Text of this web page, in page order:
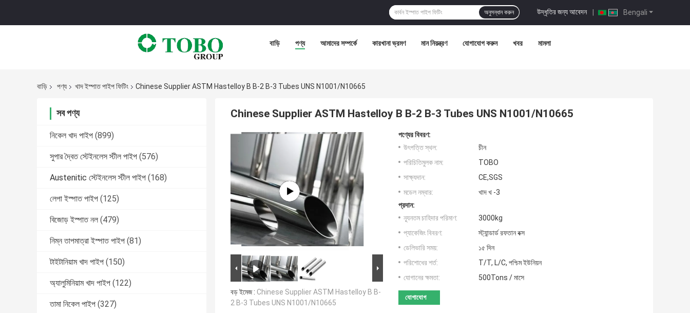
Bengali
উদ্ধৃতির জন্য আবেদন |
অনুসন্ধান করুন
বাড়ি পণ্য আমাদের সম্পর্কে কারখানা ভ্রমণ মান নিয়ন্ত্রণ যোগাযোগ করুন খবর মামলা
বাড়ি পণ্য খাদ ইস্পাত পাইপ ফিটিং Chinese Supplier ASTM Hastelloy B B-2 B-3 Tubes UNS N1001/N10665
সব পণ্য
নিকেল খাদ পাইপ (899)
সুপার দ্বৈত স্টেইনলেস স্টীল পাইপ (576)
Austenitic স্টেইনলেস স্টীল পাইপ (168)
লেপা ইস্পাত পাইপ (125)
বিজোড় ইস্পাত নল (479)
নিম্ন তাপমাত্রা ইস্পাত পাইপ (81)
টাইটানিয়াম খাদ পাইপ (150)
অ্যালুমিনিয়াম খাদ পাইপ (122)
তামা নিকেল পাইপ (327)
Chinese Supplier ASTM Hastelloy B B-2 B-3 Tubes UNS N1001/N10665
বড় ইমেজ : Chinese Supplier ASTM Hastelloy B B-
2 B-3 Tubes UNS N1001/N10665
পণ্যের বিবরণ:
উৎপত্তি স্থল:
চীন
পরিচিতিমুলক নাম:
TOBO
সাক্ষ্যদান:
CE,SGS
মডেল নম্বার:
খাদ খ -3
প্রদান:
ন্যূনতম চাহিদার পরিমাণ:
3000kg
প্যাকেজিং বিবরণ:
স্ট্যান্ডার্ড রফতান বক্স
ডেলিভারি সময়:
১৫ দিন
পরিশোধের শর্ত:
T/T, L/C, পশ্চিম ইউনিয়ন
যোগানের ক্ষমতা:
500Tons / মাসে
যোগাযোগ